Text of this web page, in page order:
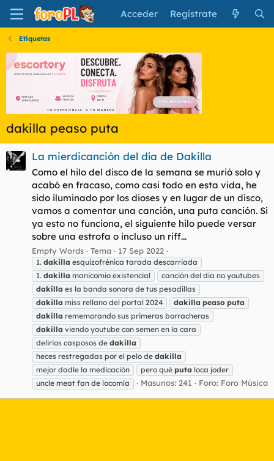
Acceder Regístrate
Etiquetas
dakilla peaso puta
La mierdicanción del día de Dakilla
Como el hilo del disco de la semana se murió solo y
acabó en fracaso, como casi todo en esta vida, he
sido iluminado por los dioses y en lugar de un disco,
vamos a comentar una canción, una puta canción. Si
ya esto no funciona, el siguiente hilo puede versar
sobre una estrofa o incluso un riff...
Empty Words Tema 17 Sep 2022
1. dakilla esquizofrénica tarada descarriada
1. dakilla manicomio existencial
canción del dia no youtubes
dakilla es la banda sonora de tus pesadillas
dakilla miss rellano del portal 2024 dakilla peaso puta
dakilla rememorando sus primeras borracheras
dakilla viendo youtube con semen en la cara
delirios casposos de dakilla
heces restregadas por el pelo de dakilla
mejor dadle la medicación
pero qué puta loca joder
uncle meat fan de locomía
Masunos: 241 Foro: Foro Música